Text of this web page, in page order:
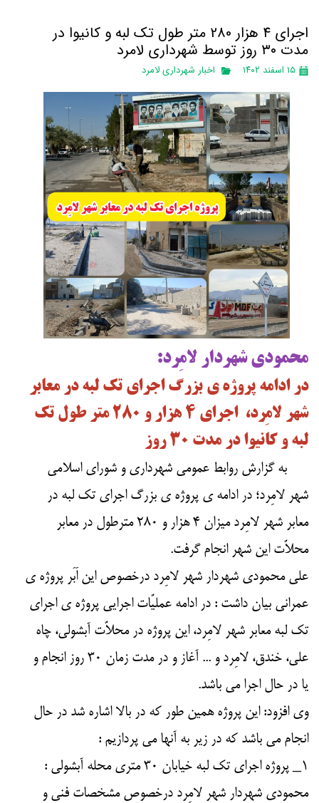
اجرای 4 هزار 280 متر طول تک لبه و کانیوا در
مدت ۳۰ روز توسط شهرداری لامرد
۱۵ اسفند ۱۴۰۲ اخبار شهرداری لامرد
محمودی شهردار لامِرد:
در ادامه پروژه ی بزرگ اجرای تک لبه در معابر
شهر لامِرد، اجرای 4 هزار و 280 متر طو
ل تک
لبه و کانیوا در مدت ۳۰ روز
به گزارش روابط عمومی شهرداری و شورای اسلامی
شهر لامِرد؛ در ادامه ی پروژه ی بزرگ اجرای تک لبه در
معابر شهر لامِرد میزان 4 هزار و 280 مترطول در معابر
محلاّت این شهر انجام گرفت.
علی محمودی شهردار شهر لامِرد درخصوص این اَبَر پروژه ی
عمرانی بیان داشت : در ادامه عملیّات اجرایی پروژه ی اجرای
تک لبه معابر شهر لامِرد، این پروژه در محلاّت آبشولی، چاه
علی، خندق، لامِرد و ... آغاز و در مدت زمان ۳۰ روز انجام و
یا در حال اجرا می باشد.
وی افزود: این پروژه همین طور که در بالا اشاره شد در حال
انجام می باشد که در زیر به آنها می پردازیم :
۱_ پروژه اجرای تک لبه خیابان ۳۰ متری محله آبشولی :
محمودی شهردار شهر لامِرد درخصوص مشخصات فنی و